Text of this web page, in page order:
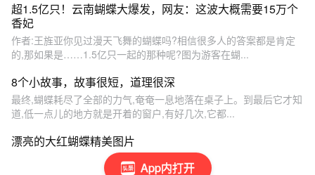
App内打开
超1.5亿只！云南蝴蝶大爆发，网友：这波大概需要15万个
香妃
作者:王旌亚你见过漫天飞舞的蝴蝶吗?相信很多人的答案都是肯定
的,那如果是……1.5亿只一起的那种呢?图为游客在蝴...
8个小故事，故事很短，道理很深
最终,蝴蝶耗尽了全部的力气,奄奄一息地落在桌子上。到最后它才知
道,低一点儿的地方就是开着的窗户,有好几次,它都...
漂亮的大红蝴蝶精美图片